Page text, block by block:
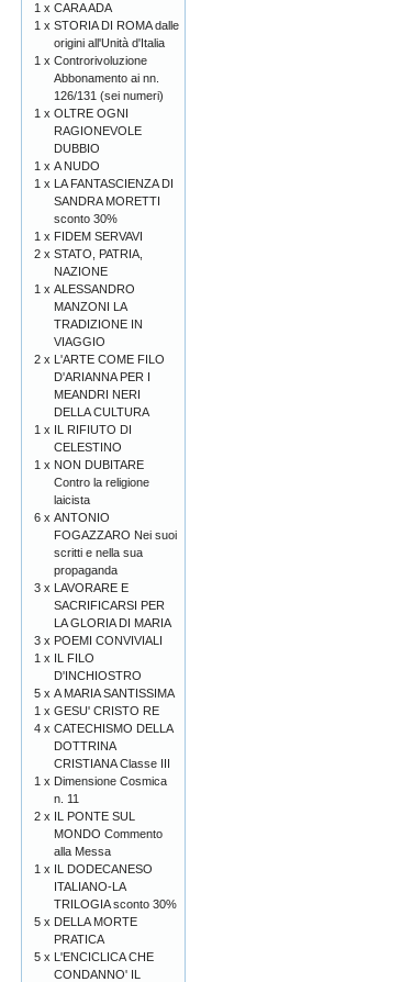
1 x CARA ADA
1 x STORIA DI ROMA dalle
origini all'Unità d'Italia
1 x Controrivoluzione
Abbonamento ai nn.
126/131 (sei numeri)
1 x OLTRE OGNI
RAGIONEVOLE
DUBBIO
1 x A NUDO
1 x LA FANTASCIENZA DI
SANDRA MORETTI
sconto 30%
1 x FIDEM SERVAVI
2 x STATO, PATRIA,
NAZIONE
1 x ALESSANDRO
MANZONI LA
TRADIZIONE IN
VIAGGIO
2 x L'ARTE COME FILO
D'ARIANNA PER I
MEANDRI NERI
DELLA CULTURA
1 x IL RIFIUTO DI
CELESTINO
1 x NON DUBITARE
Contro la religione
laicista
6 x ANTONIO
FOGAZZARO Nei suoi
scritti e nella sua
propaganda
3 x LAVORARE E
SACRIFICARSI PER
LA GLORIA DI MARIA
3 x POEMI CONVIVIALI
1 x IL FILO
D'INCHIOSTRO
5 x A MARIA SANTISSIMA
1 x GESU' CRISTO RE
4 x CATECHISMO DELLA
DOTTRINA
CRISTIANA Classe III
1 x Dimensione Cosmica
n. 11
2 x IL PONTE SUL
MONDO Commento
alla Messa
1 x IL DODECANESO
ITALIANO-LA
TRILOGIA sconto 30%
5 x DELLA MORTE
PRATICA
5 x L'ENCICLICA CHE
CONDANNO' IL